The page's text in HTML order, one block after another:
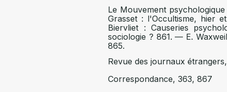
Le Mouvement
Grasset : l'Occultisme, hier
Biervliet : Causeries
sociologie ? 861. — E.
865.
Revue des journaux
Correspondance, 363, 867